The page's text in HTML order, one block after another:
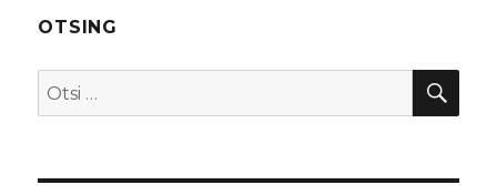
OTSING
Otsi: